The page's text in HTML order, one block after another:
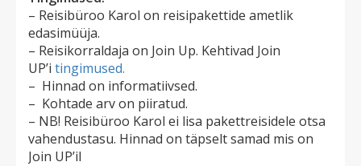
– Reisibüroo Karol on reisipakettide ametlik
edasimüüja.
– Reisikorraldaja on Join Up. Kehtivad Join
UP’i tingimused.
– Hinnad on informatiivsed.
– Kohtade arv on piiratud.
– NB! Reisibüroo Karol ei lisa pakettreisidele otsa
vahendustasu. Hinnad on täpselt samad mis on
Join UP’il